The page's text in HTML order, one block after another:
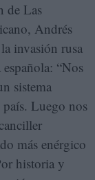
de Las
Andrés
la invasión rusa
“Nos
sistema
Luego nos
más enérgico
historia y